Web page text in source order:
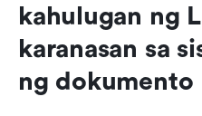
kahulugan ng
karanasan sa
ng dokumento